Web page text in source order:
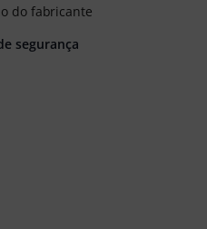
do fabricante
segurança